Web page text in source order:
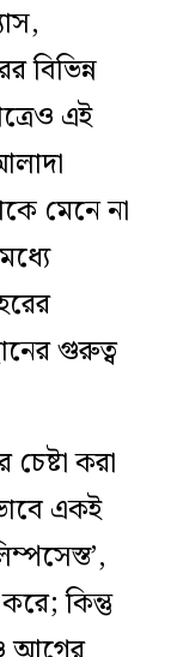
বিভিন্ন
এই
মেনে না
গুরুত্ব
করা
একই
ম্পসেস্ত’,
কিন্তু